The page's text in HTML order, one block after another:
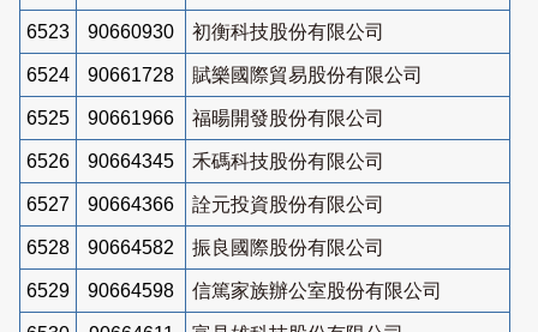
6523 90660930 初衡科技股份有限公司
6524 90661728 賦樂國際貿易股份有限公司
6525 90661966 福暘開發股份有限公司
6526 90664345 禾碼科技股份有限公司
6527 90664366 詮元投資股份有限公司
6528 90664582 振良國際股份有限公司
6529 90664598 信篤家族辦公室股份有限公司